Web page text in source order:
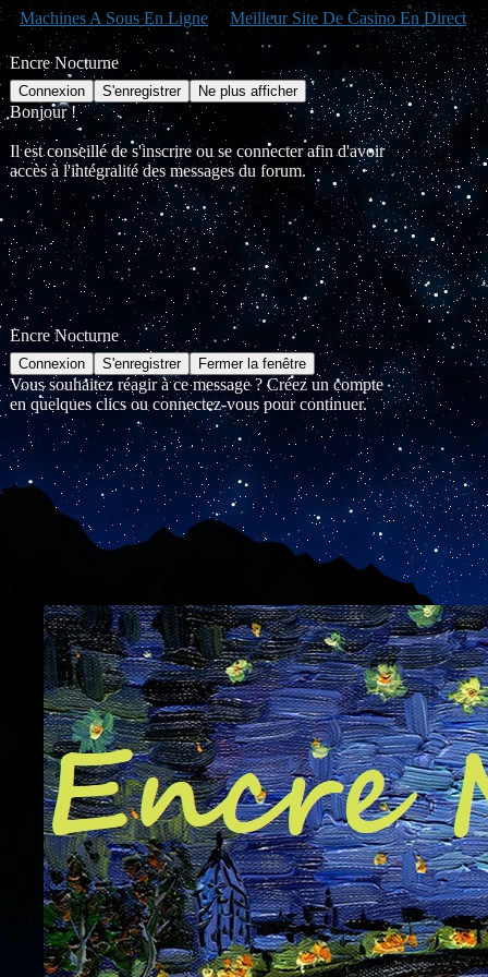
Machines A Sous En Ligne Meilleur Site De Casino En Direct
Encre Nocturne
Bonjour !
Il est conseillé de s'inscrire ou se connecter afin d'avoir
accès à l'intégralité des messages du forum.
Encre Nocturne
Vous souhaitez réagir à ce message ? Créez un compte
en quelques clics ou connectez-vous pour continuer.